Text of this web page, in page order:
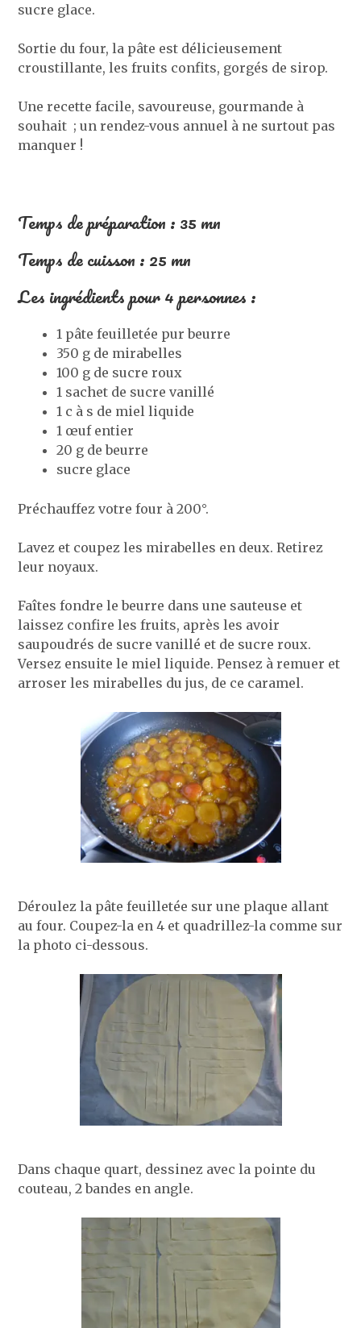
sucre glace.
Sortie du four, la pâte est délicieusement
croustillante, les fruits confits, gorgés de sirop.
Une recette facile, savoureuse, gourmande à
souhait ; un rendez-vous annuel à ne surtout pas
manquer !
Temps de préparation : 35 mn
Temps de cuisson : 25 mn
Les ingrédients pour 4 personnes :
1 pâte feuilletée pur beurre
350 g de mirabelles
100 g de sucre roux
1 sachet de sucre vanillé
1 c à s de miel liquide
1 œuf entier
20 g de beurre
sucre glace
Préchauffez votre four à 200°.
Lavez et coupez les mirabelles en deux. Retirez
leur noyaux.
Faîtes fondre le beurre dans une sauteuse et
laissez confire les fruits, après les avoir
saupoudrés de sucre vanillé et de sucre roux.
Versez ensuite le miel liquide. Pensez à remuer et
arroser les mirabelles du jus, de ce caramel.
Déroulez la pâte feuilletée sur une plaque allant
au four. Coupez-la en 4 et quadrillez-la comme sur
la photo ci-dessous.
Dans chaque quart, dessinez avec la pointe du
couteau, 2 bandes en angle.